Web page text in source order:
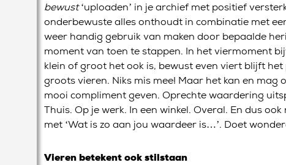
bewust‘uploaden’ in je archief met positief
onderbewuste alles onthoudt in combinatie met
weer handig gebruik van maken door bepaalde
moment van toen te stappen. In het viermoment
klein of groot het ook is, bewust even viert blijft
groots vieren. Niks mis mee! Maar het kan en mag
mooi compliment geven. Oprechte waardering
Thuis. Op je werk. In een winkel. Overal. En dus
met ‘Wat is zo aan jou waardeer is…’. Doet
Vieren betekent ook stilstaan